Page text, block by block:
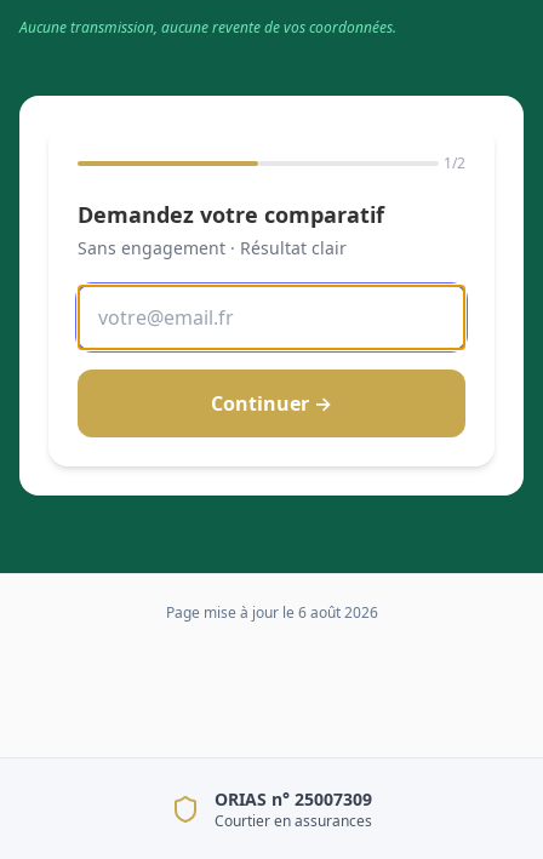
Aucune transmission, aucune revente de vos coordonnées.
1/2
Demandez votre comparatif
Sans engagement · Résultat clair
Continuer →
Page mise à jour le 6 août 2026
ORIAS n° 25007309
Courtier en assurances